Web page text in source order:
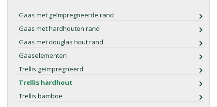
Gaas met geïmpregneerde rand
Gaas met hardhouten rand
Gaas met douglas hout rand
Gaaselementen
Trellis geïmpregneerd
Trellis hardhout
Trellis bamboe